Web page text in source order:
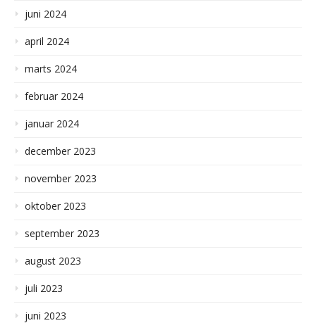
juni 2024
april 2024
marts 2024
februar 2024
januar 2024
december 2023
november 2023
oktober 2023
september 2023
august 2023
juli 2023
juni 2023